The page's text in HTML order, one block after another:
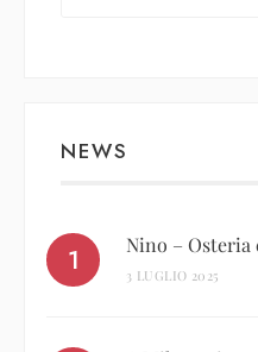
NEWS
Nino – Osteria
3 LUGLIO 2025